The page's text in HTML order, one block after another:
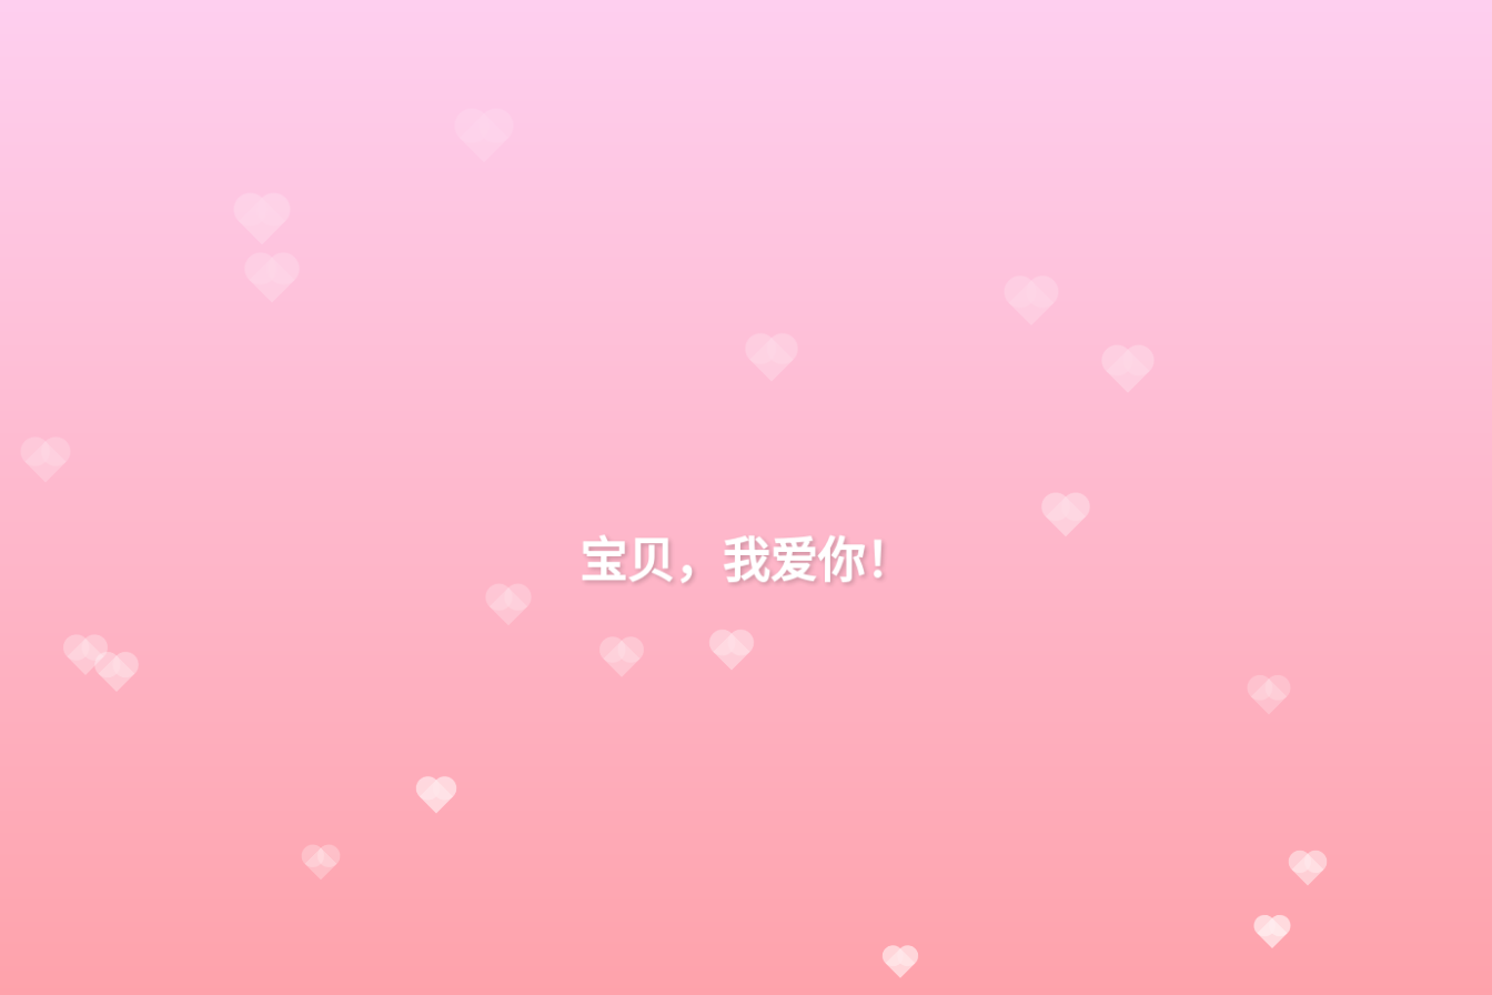
宝贝，我爱你！